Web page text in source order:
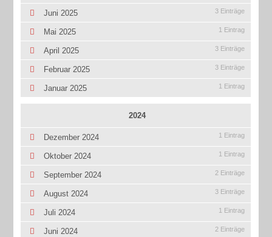
Juni 2025 3 Einträge
Mai 2025 1 Eintrag
April 2025 3 Einträge
Februar 2025 3 Einträge
Januar 2025 1 Eintrag
2024
Dezember 2024 1 Eintrag
Oktober 2024 1 Eintrag
September 2024 2 Einträge
August 2024 3 Einträge
Juli 2024 1 Eintrag
Juni 2024 2 Einträge